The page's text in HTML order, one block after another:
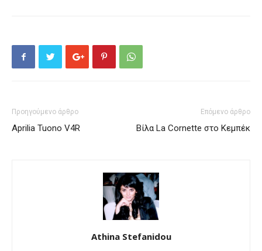
Προηγούμενο άρθρο
Aprilia Tuono V4R
Επόμενο άρθρο
Βίλα La Cornette στο Κεμπέκ
Athina Stefanidou